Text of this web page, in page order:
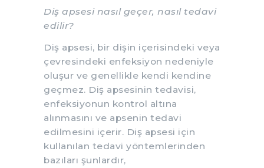
Diş apsesi nasıl geçer, nasıl tedavi
edilir?
Diş apsesi, bir dişin içerisindeki veya
çevresindeki enfeksiyon nedeniyle
oluşur ve genellikle kendi kendine
geçmez. Diş apsesinin tedavisi,
enfeksiyonun kontrol altına
alınmasını ve apsenin tedavi
edilmesini içerir. Diş apsesi için
kullanılan tedavi yöntemlerinden
bazıları şunlardır,